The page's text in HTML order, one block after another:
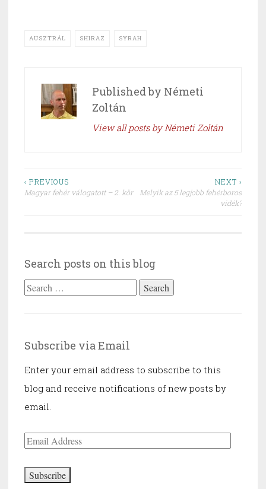
AUSZTRÁL SHIRAZ SYRAH
Published by Németi
Zoltán
View all posts by Németi Zoltán
Post
navigation
‹ PREVIOUS
Magyar fehér válogatott – 2. kör
NEXT ›
Melyik az 5 legjobb fehérboros
vidék?
Search posts on this blog
Search
Subscribe via Email
Enter your email address to subscribe to this
blog and receive notifications of new posts by
email.
Email
Subscribe